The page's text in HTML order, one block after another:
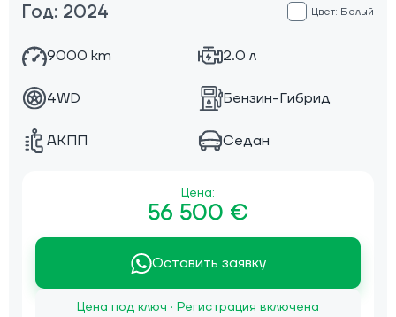
Год: 2024 Цвет: Белый
9000 km 2.0 л
4WD Бензин-Гибрид
АКПП Седан
Цена:
56 500 €
Оставить заявку
Цена под ключ · Регистрация включена